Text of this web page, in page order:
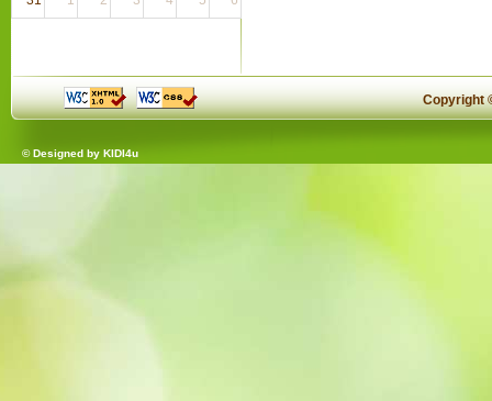
Copyright
© Designed by KIDI4u